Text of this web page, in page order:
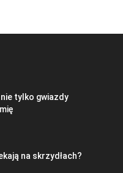
tylko gwiazdy
na skrzydłach?